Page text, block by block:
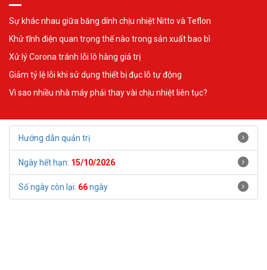
Sự khác nhau giữa băng dính chịu nhiệt Nitto và Teflon
Khử tĩnh điện quan trọng thế nào trong sản xuất bao bì
Xử lý Corona tránh lỗi lô hàng giá trị
Giảm tỷ lệ lỗi khi sử dụng thiết bị đục lỗ tự động
Vì sao nhiều nhà máy phải thay vài chịu nhiệt liên tục?
Hướng dẫn quản trị
Ngày hết hạn: 15/10/2026
Số ngày còn lại: 66ngày